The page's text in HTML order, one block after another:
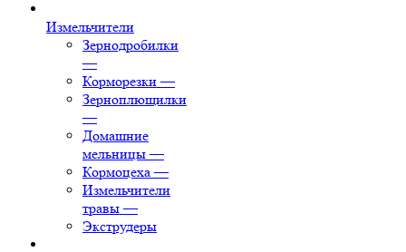
Измельчители
Зернодробилки
—
Корморезки —
Зерноплющилки
—
Домашние
мельницы —
Кормоцеха —
Измельчители
травы —
Экструдеры